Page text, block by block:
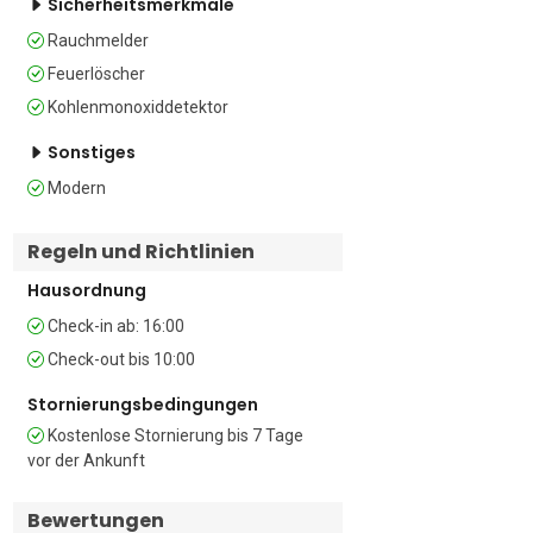
Doppelbett.
Extra: Im Wohnzimmer befindet sich ein
Doppelschlafsofa.
Badezimmer
Familienbadezimmer verfügt über eine
Badewanne mit Dusche, WC, Föhn und
Zusätzlich
• Kostenloses WLAN • Besonders
kostenpflichtige öffentliche Parkplätze
– Müllentsorgung – An einer
kinderfreundlich • Waschmaschine •
Bügeleinrichtungen  • Smart-TV
Rauchmelder
Feuerlöscher
Kohlenmonoxiddetektor
Sonstiges
Modern
Regeln und Richtlinien
Hausordnung
Check-in ab: 16:00
Check-out bis 10:00
Stornierungsbedingungen
Kostenlose Stornierung bis 7 Tage
vor der Ankunft
Bewertungen